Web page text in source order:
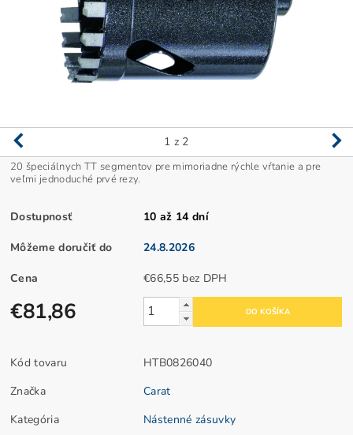
1 z 2
20 špeciálnych TT segmentov pre mimoriadne rýchle vŕtanie a pre
veľmi jednoduché prvé rezy.
Dostupnosť 10 až 14 dní
Môžeme doručiť do 24.8.2026
Cena €66,55 bez DPH
€81,86
Kód tovaru
HTB0826040
Značka
Carat
Kategória
Nástenné zásuvky